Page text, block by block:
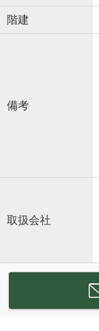
階建
備考
取扱会社